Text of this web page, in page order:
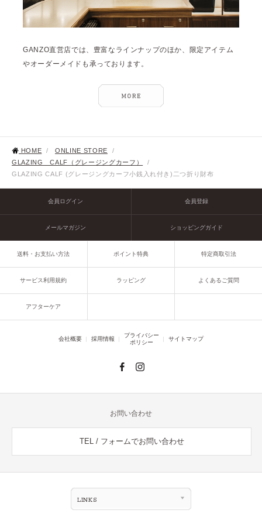
GANZO直営店では、豊富なラインナップのほか、限定アイテム
やオーダーメイドも承っております。
HOME / ONLINE STORE
/
GLAZING CALF（グレージングカーフ）
/
GLAZING CALF (グレージングカーフ小銭入れ付き)二つ折り財布
会員ログイン 会員登録
メールマガジン ショッピングガイド
送料・お支払い方法 ポイント特典 特定商取引法
サービス利用規約 ラッピング よくあるご質問
アフターケア
会社概要 採用情報
プライバシー
ポリシー
サイトマップ
お問い合わせ
TEL / フォームでお問い合わせ
LINKS